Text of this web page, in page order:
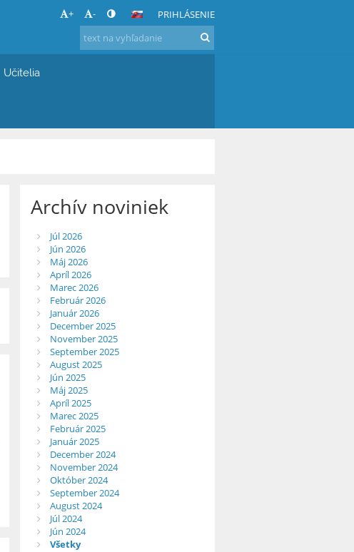
+ - PRIHLÁSENIE
Učitelia
Archív noviniek
Júl 2026
Jún 2026
Máj 2026
Apríl 2026
Marec 2026
Február 2026
Január 2026
December 2025
November 2025
September 2025
August 2025
Jún 2025
Máj 2025
Apríl 2025
Marec 2025
Február 2025
Január 2025
December 2024
November 2024
Október 2024
September 2024
August 2024
Júl 2024
Jún 2024
Všetky